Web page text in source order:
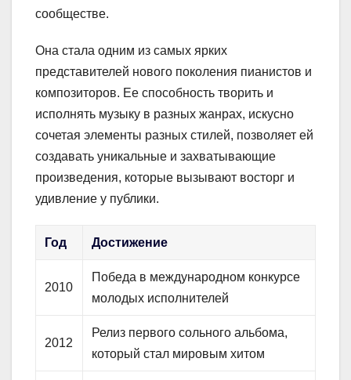
сообществе.
Она стала одним из самых ярких
представителей нового поколения пианистов и
композиторов. Ее способность творить и
исполнять музыку в разных жанрах, искусно
сочетая элементы разных стилей, позволяет ей
создавать уникальные и захватывающие
произведения, которые вызывают восторг и
удивление у публики.
Год Достижение
2010
Победа в международном конкурсе
молодых исполнителей
2012
Релиз первого сольного альбома,
который стал мировым хитом